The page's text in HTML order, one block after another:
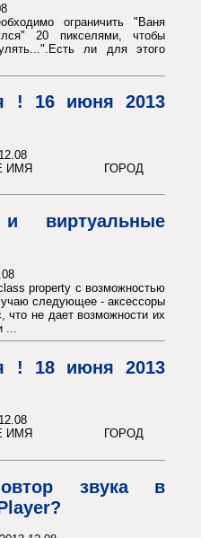
ограничить "Ваня
20 пикселями, чтобы
ли для этого
! 16 июня 2013
ИМЯ ГОРОД
виртуальные
property с возможностью
следующее - аксессоры
что не дает возможности их
! 18 июня 2013
ИМЯ ГОРОД
звука в